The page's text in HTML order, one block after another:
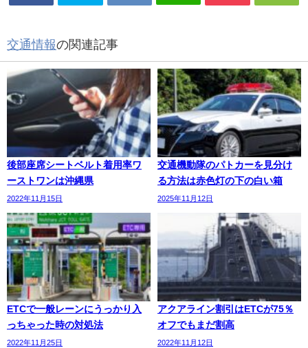
交通情報の関連記事
後部座席シートベルト着用率ワ
ーストワンは沖縄県
2022年11月15日
交通機動隊のパトカーを見分け
る方法は赤色灯の下の白い箱
2025年11月12日
ETCで一般レーンにうっかり入
っちゃった時の対処法
2022年11月25日
アクアライン割引はETCが75％
オフでもまだ割高
2022年11月12日